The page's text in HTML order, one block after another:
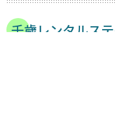
千歳レンタルス